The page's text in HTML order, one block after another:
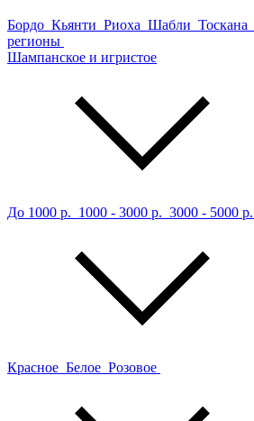
Бордо Кьянти Риоха Шабли Тоскана
регионы
Шампанское и игристое
До 1000 р. 1000 - 3000 р. 3000 - 5000 р.
Красное Белое Розовое